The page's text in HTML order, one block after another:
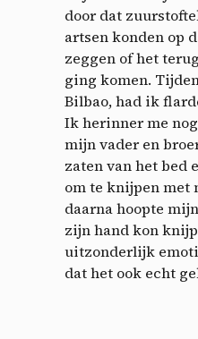
door dat
artsen konden op
zeggen of het
ging komen.
Bilbao, had ik
Ik herinner me
mijn vader en
zaten van het bed
om te knijpen
daarna hoopte
zijn hand kon
uitzonderlijk
dat het ook echt